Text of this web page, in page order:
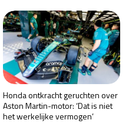
Honda ontkracht geruchten over
Aston Martin-motor: ‘Dat is niet
het werkelijke vermogen’